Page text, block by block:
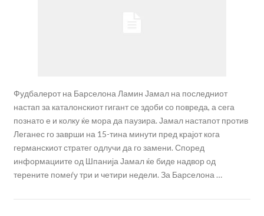
Фудбалерот на Барселона Ламин Јамал на последниот
настап за каталонскиот гигант се здоби со повреда, а сега
познато е и колку ќе мора да паузира. Јамал настапот против
Леганес го заврши на 15-тина минути пред крајот кога
германскиот стратег одлучи да го замени. Според
информациите од Шпанија Јамал ќе биде надвор од
терените помеѓу три и четири недели. За Барселона …